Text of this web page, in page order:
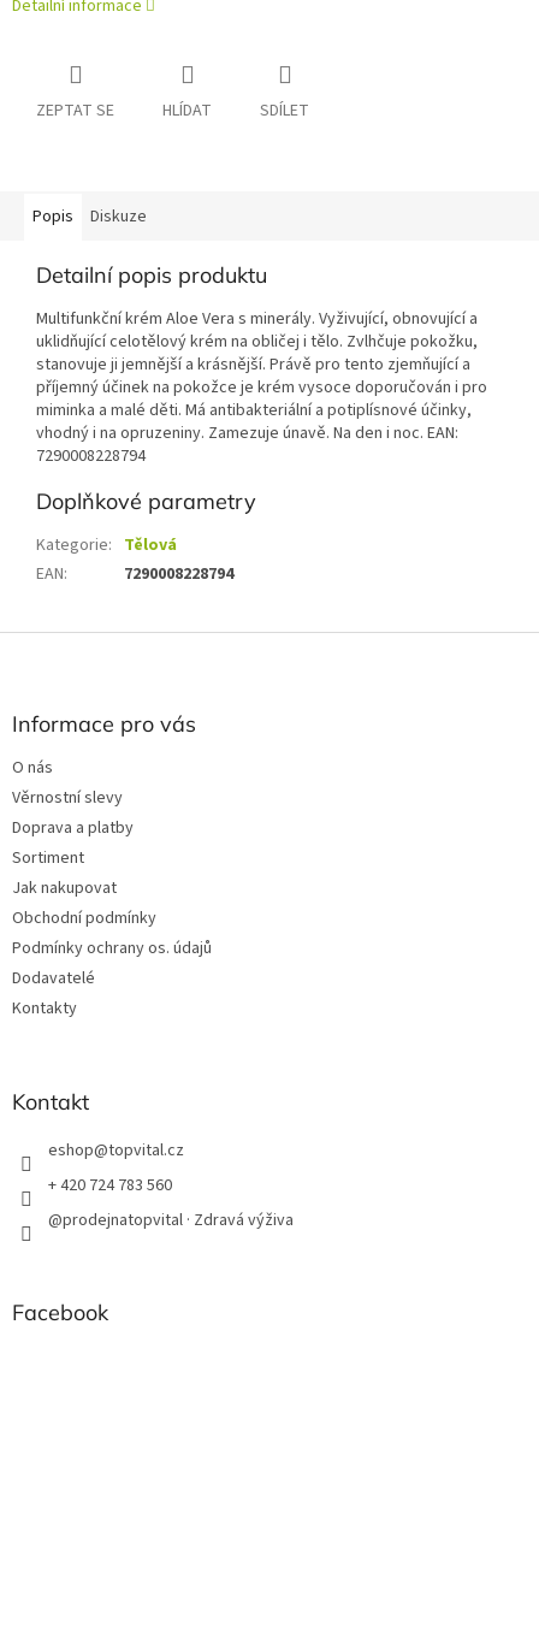
Detailní informace
ZEPTAT SE HLÍDAT SDÍLET
Popis Diskuze
Detailní popis produktu
Multifunkční krém Aloe Vera s minerály. Vyživující, obnovující a
uklidňující celotělový krém na obličej i tělo. Zvlhčuje pokožku,
stanovuje ji jemnější a krásnější. Právě pro tento zjemňující a
příjemný účinek na pokožce je krém vysoce doporučován i pro
miminka a malé děti. Má antibakteriální a potiplísnové účinky,
vhodný i na opruzeniny. Zamezuje únavě. Na den i noc. EAN:
7290008228794
Doplňkové parametry
Kategorie: Tělová
EAN: 7290008228794
Z
Informace pro vás
O nás
Věrnostní slevy
Doprava a platby
Sortiment
Jak nakupovat
Obchodní podmínky
Podmínky ochrany os. údajů
Dodavatelé
Kontakty
Kontakt
eshop@topvital.cz
+ 420 724 783 560
@prodejnatopvital · Zdravá výživa
Facebook